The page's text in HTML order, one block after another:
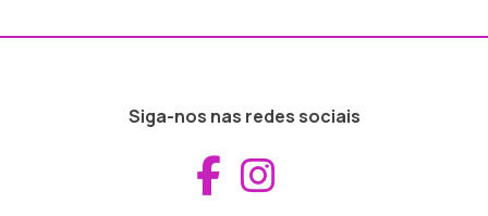
Siga-nos nas redes sociais
Aceder ao